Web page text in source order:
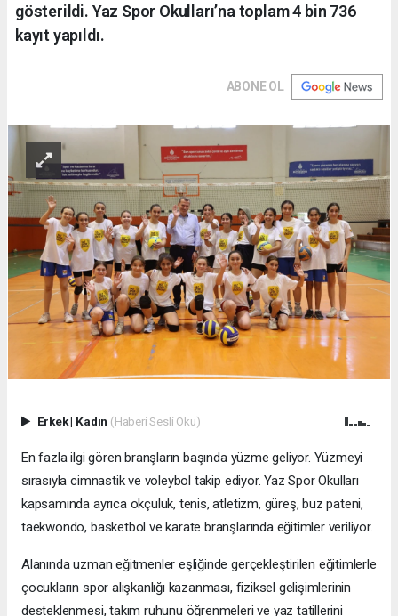
gösterildi. Yaz Spor Okulları’na toplam 4 bin 736
kayıt yapıldı.
ABONE OL
Erkek| Kadın (Haberi Sesli Oku)
En fazla ilgi gören branşların başında yüzme geliyor. Yüzmeyi
sırasıyla cimnastik ve voleybol takip ediyor. Yaz Spor Okulları
kapsamında ayrıca okçuluk, tenis, atletizm, güreş, buz pateni,
taekwondo, basketbol ve karate branşlarında eğitimler veriliyor.
Alanında uzman eğitmenler eşliğinde gerçekleştirilen eğitimlerle
çocukların spor alışkanlığı kazanması, fiziksel gelişimlerinin
desteklenmesi, takım ruhunu öğrenmeleri ve yaz tatillerini